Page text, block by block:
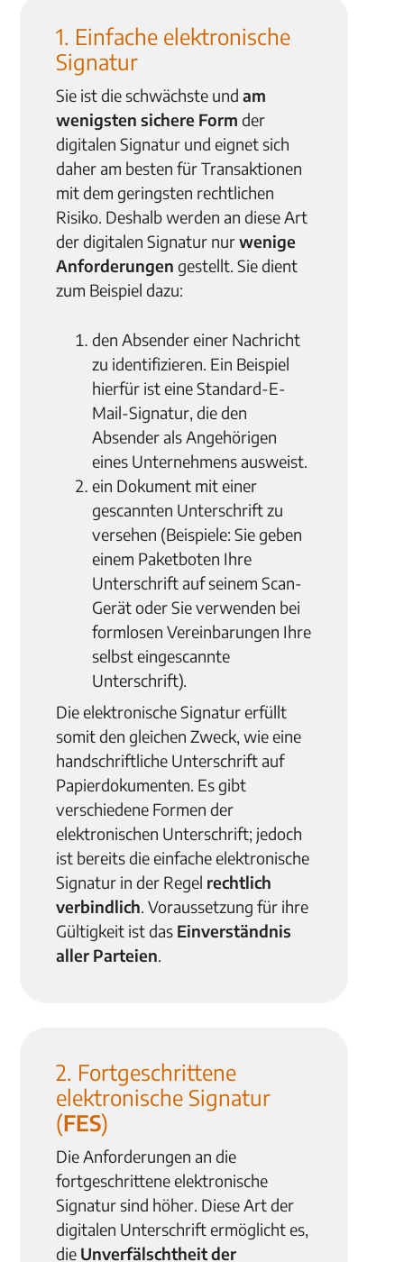
1. Einfache elektronische
Signatur
Sie ist die schwächste und am
wenigsten sichere Form der
digitalen Signatur und eignet sich
daher am besten für Transaktionen
mit dem geringsten rechtlichen
Risiko. Deshalb werden an diese Art
der digitalen Signatur nurwenige
Anforderungen gestellt. Sie dient
zum Beispiel dazu:
den Absender einer Nachricht
zu identifizieren. Ein Beispiel
hierfür ist eine Standard-E-
Mail-Signatur, die den
Absender als Angehörigen
eines Unternehmens ausweist.
ein Dokument mit einer
gescannten Unterschrift zu
versehen (Beispiele: Sie geben
einem Paketboten Ihre
Unterschrift auf seinem Scan-
Gerät oder Sie verwenden bei
formlosen Vereinbarungen Ihre
selbst eingescannte
Unterschrift).
Die elektronische Signatur erfüllt
somit den gleichen Zweck, wie eine
handschriftliche Unterschrift auf
Papierdokumenten. Es gibt
verschiedene Formen der
elektronischen Unterschrift; jedoch
ist bereits die einfache elektronische
Signatur in der Regel rechtlich
verbindlich. Voraussetzung für ihre
Gültigkeit ist das Einverständnis
aller Parteien.
2. Fortgeschrittene
elektronische Signatur
(FES)
Die Anforderungen an die
fortgeschrittene elektronische
Signatur sind höher. Diese Art der
digitalen Unterschrift ermöglicht es,
die Unverfälschtheit der